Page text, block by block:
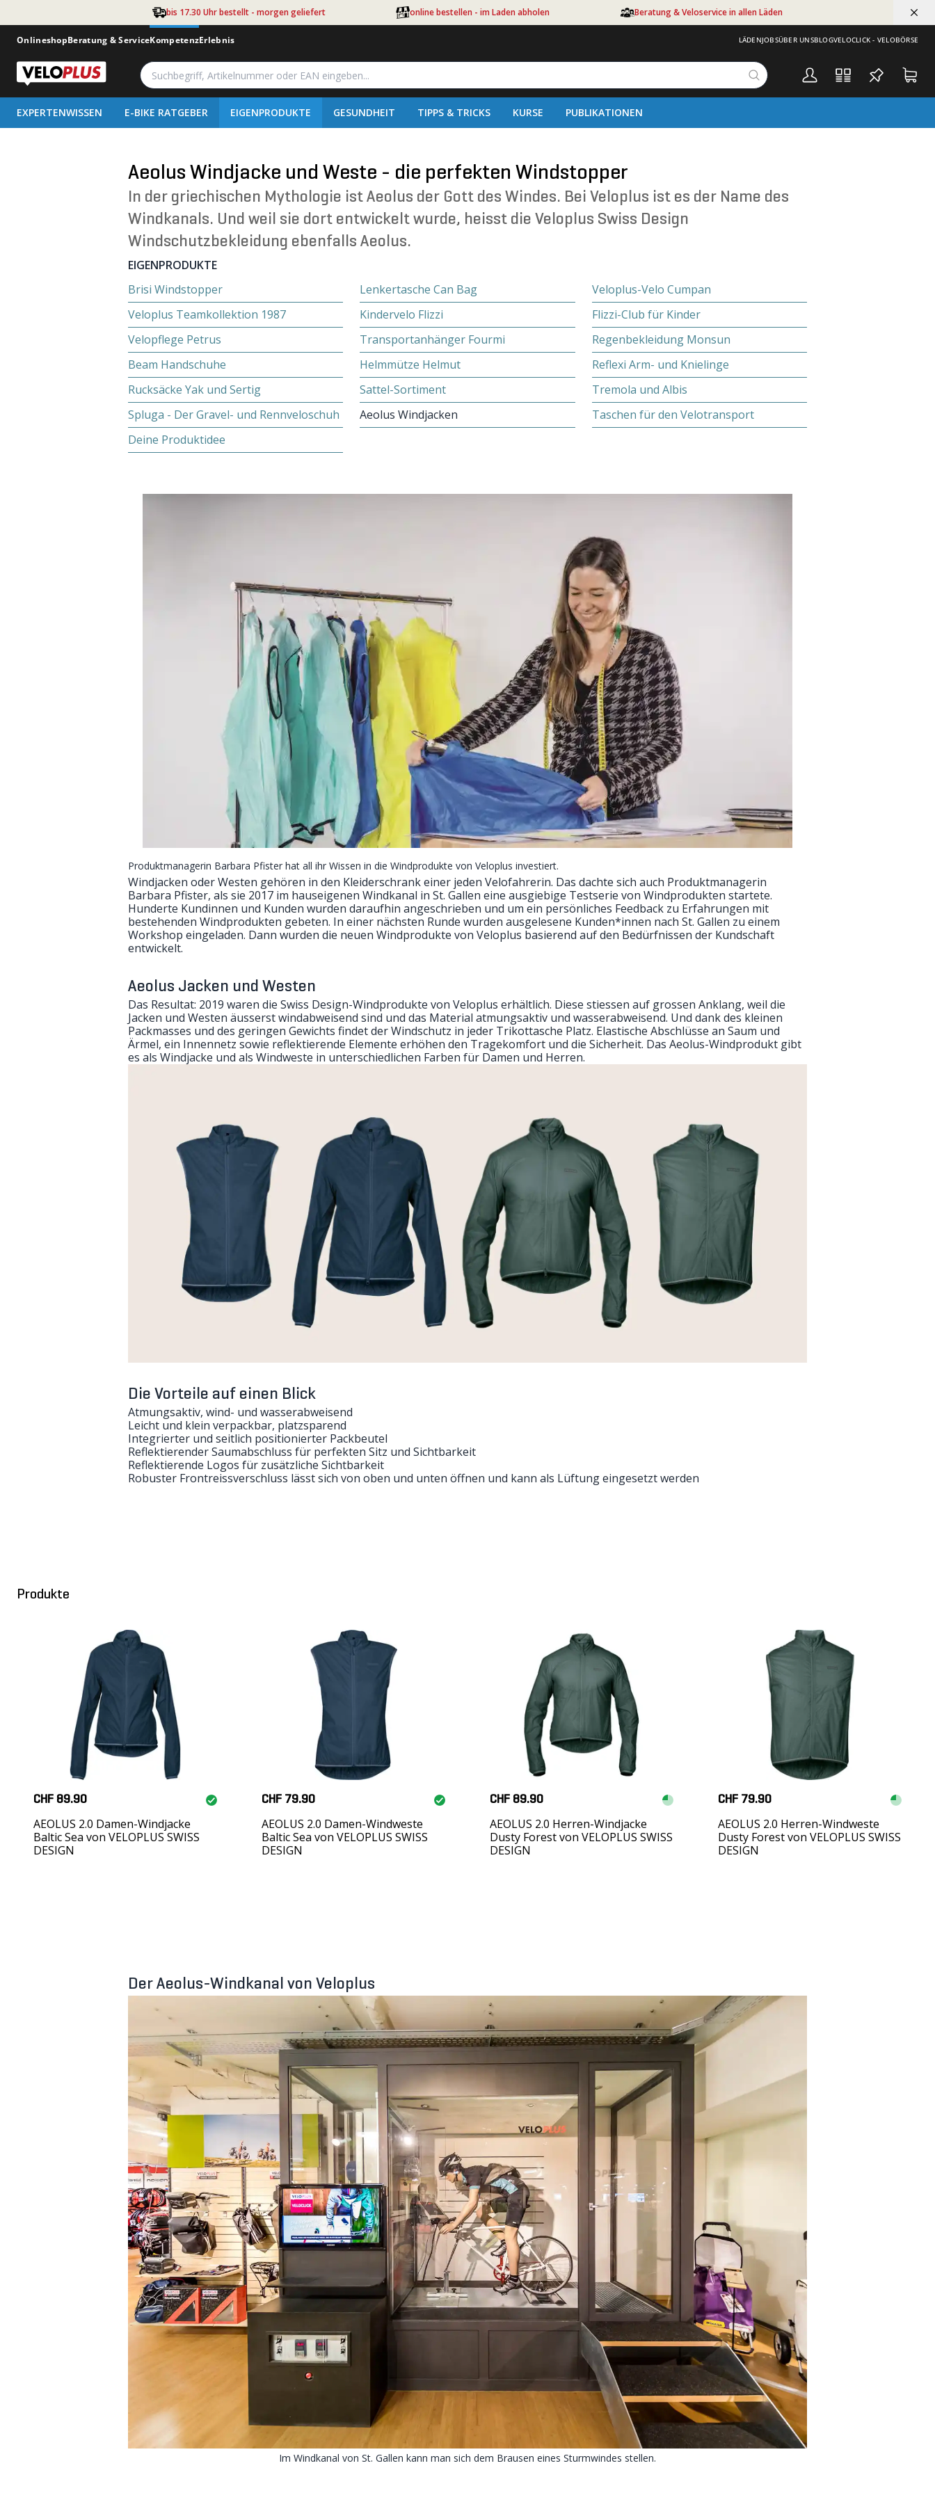
bis 17.30 Uhr bestellt - morgen geliefert online bestellen - im Laden abholen Beratung & Veloservice in allen Läden
OnlineshopBeratung & ServiceKompetenzErlebnis LÄDENJOBSÜBER UNSBLOGVELOCLICK - VELOBÖRSE
EXPERTENWISSEN E-BIKE RATGEBER EIGENPRODUKTE GESUNDHEIT TIPPS & TRICKS KURSE PUBLIKATIONEN
Aeolus Windjacke und Weste - die perfekten Windstopper
In der griechischen Mythologie ist Aeolus der Gott des Windes. Bei Veloplus ist es der Name des
Windkanals. Und weil sie dort entwickelt wurde, heisst die Veloplus Swiss Design
Windschutzbekleidung ebenfalls Aeolus.
EIGENPRODUKTE
Brisi Windstopper
Lenkertasche Can Bag
Veloplus-Velo Cumpan
Veloplus Teamkollektion 1987
Kindervelo Flizzi
Flizzi-Club für Kinder
Velopflege Petrus
Transportanhänger Fourmi
Regenbekleidung Monsun
Beam Handschuhe
Helmmütze Helmut
Reflexi Arm- und Knielinge
Rucksäcke Yak und Sertig
Sattel-Sortiment
Tremola und Albis
Spluga - Der Gravel- und Rennveloschuh
Aeolus Windjacken
Taschen für den Velotransport
Deine Produktidee
Produktmanagerin Barbara Pfister hat all ihr Wissen in die Windprodukte von Veloplus investiert.
Windjacken oder Westen gehören in den Kleiderschrank einer jeden Velofahrerin. Das dachte sich auch Produktmanagerin
Barbara Pfister, als sie 2017 im hauseigenen Windkanal in St. Gallen eine ausgiebige Testserie von Windprodukten startete.
Hunderte Kundinnen und Kunden wurden daraufhin angeschrieben und um ein persönliches Feedback zu Erfahrungen mit
bestehenden Windprodukten gebeten. In einer nächsten Runde wurden ausgelesene Kunden*innen nach St. Gallen zu einem
Workshop eingeladen. Dann wurden die neuen Windprodukte von Veloplus basierend auf den Bedürfnissen der Kundschaft
entwickelt.
Aeolus Jacken und Westen
Das Resultat: 2019 waren die Swiss Design-Windprodukte von Veloplus erhältlich. Diese stiessen auf grossen Anklang, weil die
Jacken und Westen äusserst windabweisend sind und das Material atmungsaktiv und wasserabweisend. Und dank des kleinen
Packmasses und des geringen Gewichts findet der Windschutz in jeder Trikottasche Platz. Elastische Abschlüsse an Saum und
Ärmel, ein Innennetz sowie reflektierende Elemente erhöhen den Tragekomfort und die Sicherheit. Das Aeolus-Windprodukt gibt
es als Windjacke und als Windweste in unterschiedlichen Farben für Damen und Herren.
Die Vorteile auf einen Blick
Atmungsaktiv, wind- und wasserabweisend
Leicht und klein verpackbar, platzsparend
Integrierter und seitlich positionierter Packbeutel
Reflektierender Saumabschluss für perfekten Sitz und Sichtbarkeit
Reflektierende Logos für zusätzliche Sichtbarkeit
Robuster Frontreissverschluss lässt sich von oben und unten öffnen und kann als Lüftung eingesetzt werden
Produkte
CHF 89.90
AEOLUS 2.0 Damen-Windjacke
Baltic Sea von VELOPLUS SWISS
DESIGN
CHF 79.90
AEOLUS 2.0 Damen-Windweste
Baltic Sea von VELOPLUS SWISS
DESIGN
CHF 89.90
AEOLUS 2.0 Herren-Windjacke
Dusty Forest von VELOPLUS SWISS
DESIGN
CHF 79.90
AEOLUS 2.0 Herren-Windweste
Dusty Forest von VELOPLUS SWISS
DESIGN
Der Aeolus-Windkanal von Veloplus
Im Windkanal von St. Gallen kann man sich dem Brausen eines Sturmwindes stellen.